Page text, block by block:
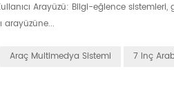
Arayüzü: Bilgi-eğlence
arayüzüne...
Araç Multimedya Sistemi
7 Inç